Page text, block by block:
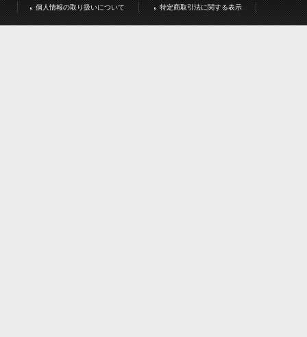
個人情報の取り扱いについて 特定商取引法に関する表示